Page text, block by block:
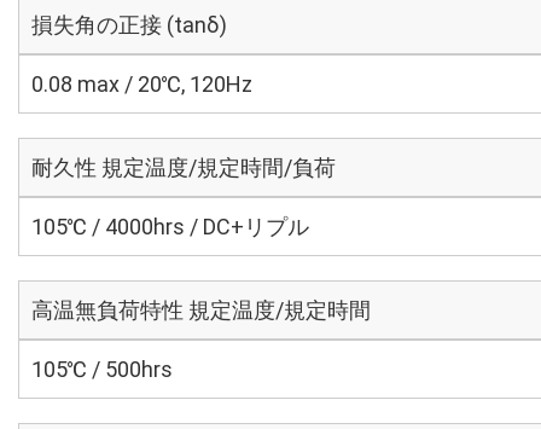
損失角の正接 (tanδ)
0.08 max / 20℃, 120Hz
耐久性 規定温度/規定時間/負荷
105℃ / 4000hrs / DC+リプル
高温無負荷特性 規定温度/規定時間
105℃ / 500hrs